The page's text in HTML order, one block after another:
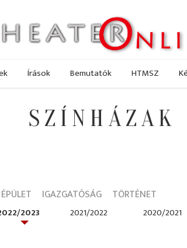
Írások Bemutatók HTMSZ
SZÍNHÁZAK
ÉPÜLET IGAZGATÓSÁG TÖRTÉNET
2023 2021/2022 2020/2021